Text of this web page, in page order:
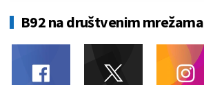
B92 na društvenim mrežama